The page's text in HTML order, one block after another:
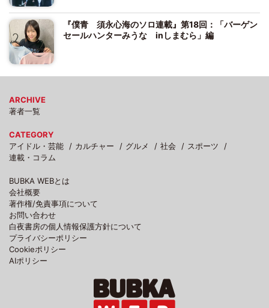
『僕青 須永心海のソロ連載』第18回：「バーゲン
セールハンターみうな inしまむら」編
ARCHIVE
著者一覧
CATEGORY
アイドル・芸能
カルチャー グルメ 社会
スポーツ
連載・コラム
BUBKA WEBとは
会社概要
著作権/免責事項について
お問い合わせ
白夜書房の個人情報保護方針について
プライバシーポリシー
Cookieポリシー
AIポリシー